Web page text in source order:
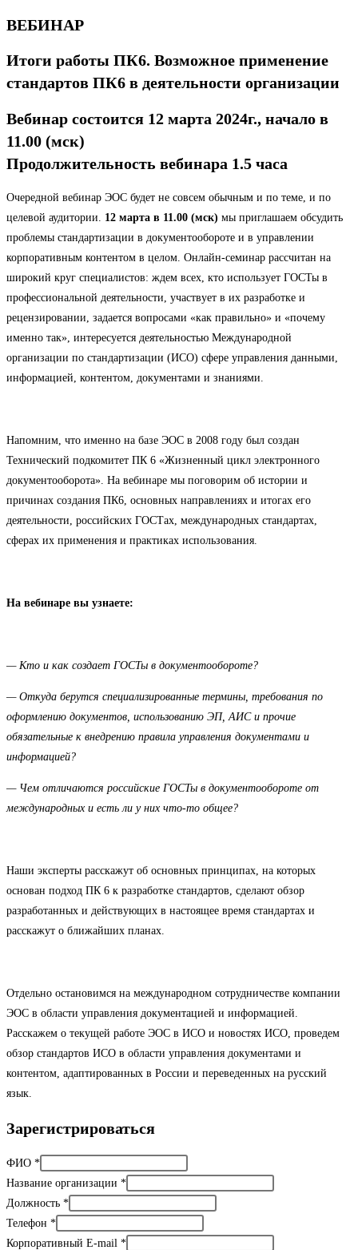
ВЕБИНАР
Итоги работы ПК6. Возможное применение
стандартов ПК6 в деятельности организации
Вебинар состоится 12 марта 2024г., начало в
11.00 (мск)
Продолжительность вебинара 1.5 часа
Очередной вебинар ЭОС будет не совсем обычным и по теме, и по
целевой аудитории. 12 марта в 11.00 (мск) мы приглашаем обсудить
проблемы стандартизации в документообороте и в управлении
корпоративным контентом в целом. Онлайн-семинар рассчитан на
широкий круг специалистов: ждем всех, кто использует ГОСТы в
профессиональной деятельности, участвует в их разработке и
рецензировании, задается вопросами «как правильно» и «почему
именно так», интересуется деятельностью Международной
организации по стандартизации (ИСО) сфере управления данными,
информацией, контентом, документами и знаниями.
Напомним, что именно на базе ЭОС в 2008 году был создан
Технический подкомитет ПК 6 «Жизненный цикл электронного
документооборота». На вебинаре мы поговорим об истории и
причинах создания ПК6, основных направлениях и итогах его
деятельности, российских ГОСТах, международных стандартах,
сферах их применения и практиках использования.
На вебинаре вы узнаете:
— Кто и как создает ГОСТы в документообороте?
— Откуда берутся специализированные термины, требования по
оформлению документов, использованию ЭП, АИС и прочие
обязательные к внедрению правила управления документами и
информацией?
— Чем отличаются российские ГОСТы в документообороте от
международных и есть ли у них что-то общее?
Наши эксперты расскажут об основных принципах, на которых
основан подход ПК 6 к разработке стандартов, сделают обзор
разработанных и действующих в настоящее время стандартах и
расскажут о ближайших планах.
Отдельно остановимся на международном сотрудничестве компании
ЭОС в области управления документацией и информацией.
Расскажем о текущей работе ЭОС в ИСО и новостях ИСО, проведем
обзор стандартов ИСО в области управления документами и
контентом, адаптированных в России и переведенных на русский
язык.
Зарегистрироваться
ФИО *
Название организации *
Должность *
Телефон *
Корпоративный E-mail *